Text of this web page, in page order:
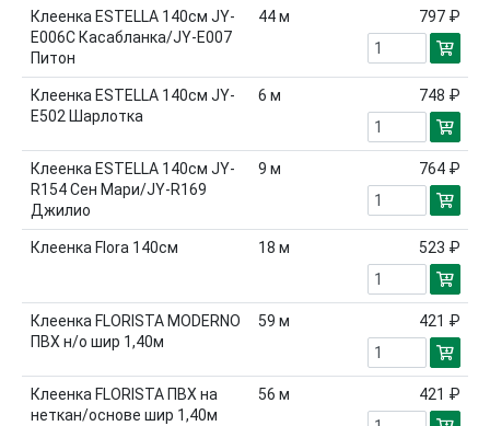
Клеенка ESTELLA 140см JY-
E006C Касабланка/JY-E007
Питон
44м 797 ₽
Клеенка ESTELLA 140см JY-
E502 Шарлотка
6 м 748 ₽
Клеенка ESTELLA 140см JY-
R154 Сен Мари/JY-R169
Джилио
9 м 764 ₽
Клеенка Flora 140см 18 м 523 ₽
Клеенка FLORISTA MODERNO
ПВХ н/о шир 1,40м
59 м 421 ₽
Клеенка FLORISTA ПВХ на
неткан/основе шир 1,40м
56 м 421 ₽